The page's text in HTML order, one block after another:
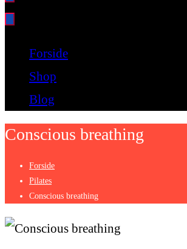
Bare endnu et fitness websted
Forside
Shop
Blog
Conscious breathing
Forside
Pilates
Conscious breathing